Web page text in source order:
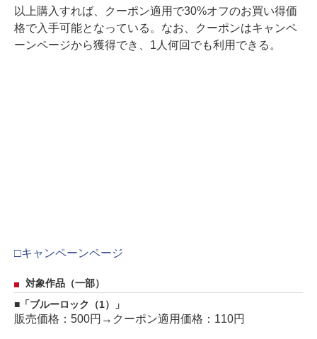
以上購入すれば、クーポン適用で30%オフのお買い得価
格で入手可能となっている。なお、クーポンはキャンペ
ーンページから獲得でき、1人何回でも利用できる。
□キャンペーンページ
対象作品（一部）
「ブルーロック（1）」
販売価格：500円→クーポン適用価格：110円